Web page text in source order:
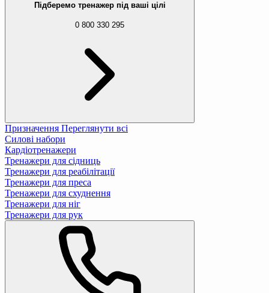
Підберемо тренажер під ваші цілі
0 800 330 295
Призначення Переглянути всі
Силові набори
Кардіотренажери
Тренажери для сідниць
Тренажери для реабілітації
Тренажери для преса
Тренажери для схуднення
Тренажери для ніг
Тренажери для рук